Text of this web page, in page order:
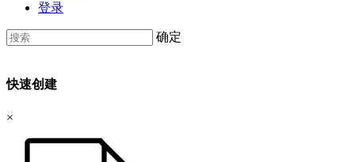
登录
确定
快速创建
×